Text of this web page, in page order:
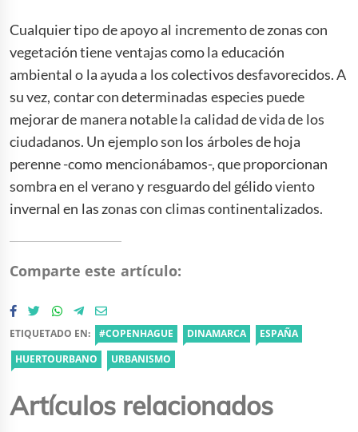
Cualquier tipo de apoyo al incremento de zonas con
vegetación tiene ventajas como la educación
ambiental o la ayuda a los colectivos desfavorecidos. A
su vez, contar con determinadas especies puede
mejorar de manera notable la calidad de vida de los
ciudadanos. Un ejemplo son los árboles de hoja
perenne -como mencionábamos-, que proporcionan
sombra en el verano y resguardo del gélido viento
invernal en las zonas con climas continentalizados.
Comparte este artículo:
ETIQUETADO EN: #COPENHAGUE DINAMARCA
ESPAÑA
HUERTOURBANO
URBANISMO
Artículos relacionados